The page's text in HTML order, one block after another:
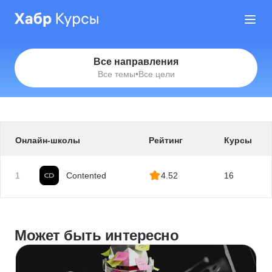
Все направления
Все темы•Все цели
Онлайн-школы Рейтинг Курсы
1 Contented 4.52 16
Может быть интересно